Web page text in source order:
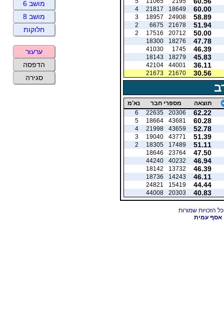
60.00
18649
21817
4
58.89
24908
18957
3
51.94
21678
6675
2
50.00
20712
17516
2
47.78
18276
18300
46.39
1745
41030
45.83
18279
18143
36.11
44001
42104
30.56
21670
21673
תוצאה מספרי חבר נא'מ
62.22
20306
22635
6
60.28
43681
18664
5
52.78
43659
21998
4
51.39
43771
19040
3
51.11
17489
18305
2
47.50
23764
18646
46.94
40232
44240
46.39
13732
18142
46.11
14243
18736
44.44
15419
24821
40.83
20303
44008
אסף עמית
מושב 6
מושב 8
חלוקות
ערעור
הדפסה
סגירה